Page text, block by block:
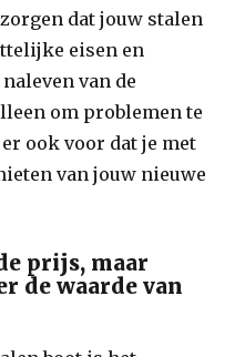
dat jouw stalen
eisen en
van de
om problemen te
ook voor dat je met
van jouw nieuwe
prijs, maar
de waarde van